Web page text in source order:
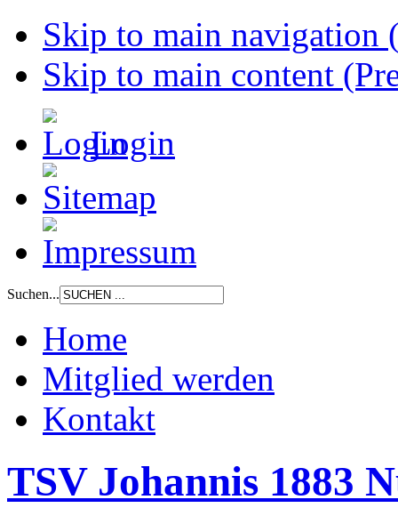
Skip to main navigation
Skip to main content
Login
Suchen...
Home
Mitglied werden
Kontakt
TSV Johannis 1883